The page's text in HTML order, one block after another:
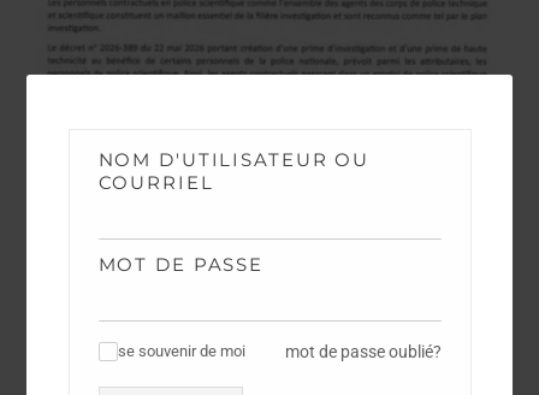
NOM D'UTILISATEUR OU
COURRIEL
MOT DE PASSE
se souvenir de moi mot de passe oublié?
Contractuels – Prime investigation